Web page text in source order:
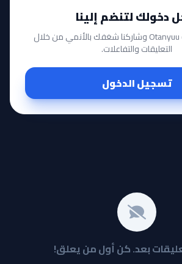
دخولك لتنضم إلينا
كن جزءاً من عائلة Otanyuu وشاركنا شغفك بالأنمي من خلال
التعليقات والتفاعلات.
تسجيل الدخول
بعد. كن أول من يعلق!